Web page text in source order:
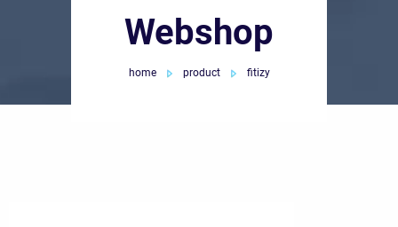
Webshop
home product fitizy